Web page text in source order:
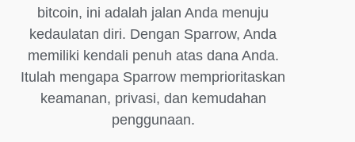
bitcoin, ini adalah jalan Anda menuju
kedaulatan diri. Dengan Sparrow, Anda
memiliki kendali penuh atas dana Anda.
Itulah mengapa Sparrow memprioritaskan
keamanan, privasi, dan kemudahan
penggunaan.